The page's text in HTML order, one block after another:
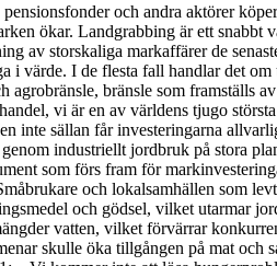
och andra aktörer
ökar. Landgrabbing är ett
av storskaliga markaffärer de
i värde. I de flesta fall handlar det
bränsle som framställs
vi är en av världens tjugo
inte sällan får investeringarna
industriellt jordbruk på stora
som förs fram för
och lokalsamhällen som
och gödsel, vilket utarmar
vatten, vilket förvärrar
skulle öka tillgången på mat